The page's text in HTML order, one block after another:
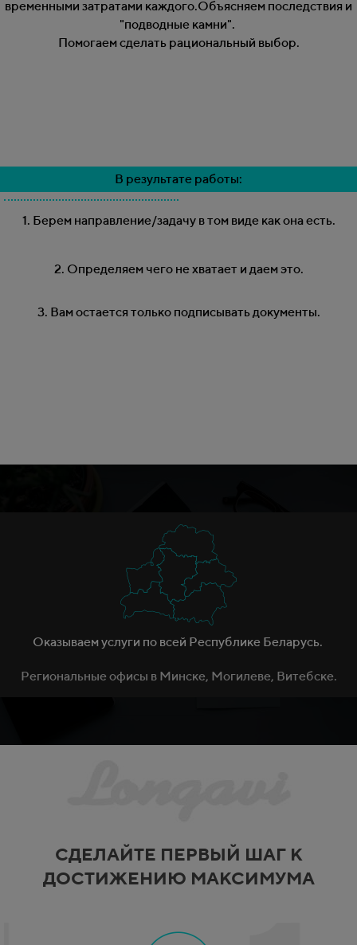
временными затратами каждого.Объясняем последствия и
"подводные камни".
Помогаем сделать рациональный выбор.
В результате работы:
1. Берем направление/задачу в том виде как она есть.
2. Определяем чего не хватает и даем это.
3. Вам остается только подписывать документы.
Оказываем услуги по всей Республике Беларусь.
Региональные офисы в Минске, Могилеве, Витебске.
СДЕЛАЙТЕ ПЕРВЫЙ ШАГ К
ДОСТИЖЕНИЮ МАКСИМУМА